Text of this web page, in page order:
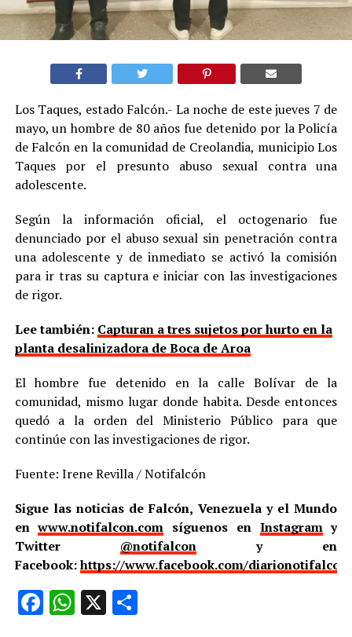
Los Taques, estado Falcón.- La noche de este jueves 7 de
mayo, un hombre de 80 años fue detenido por la Policía
de Falcón en la comunidad de Creolandia, municipio Los
Taques por el presunto abuso sexual contra una
adolescente.
Según la información oficial, el octogenario fue
denunciado por el abuso sexual sin penetración contra
una adolescente y de inmediato se activó la comisión
para ir tras su captura e iniciar con las investigaciones
de rigor.
Lee también: Capturan a tres sujetos por hurto en la
planta desalinizadora de Boca de Aroa
El hombre fue detenido en la calle Bolívar de la
comunidad, mismo lugar donde habita. Desde entonces
quedó a la orden del Ministerio Público para que
continúe con las investigaciones de rigor.
Fuente: Irene Revilla / Notifalcón
Sigue las noticias de Falcón, Venezuela y el Mundo
enwww.notifalcon.com síguenos en Instagramy
Twitter @notifalcony en
Facebook:https://www.facebook.com/
Facebook
WhatsApp
X Compartir